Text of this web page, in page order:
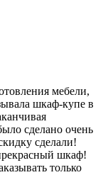
мебели,
шкаф-купе в
сделано очень
сделали!
шкаф!
только